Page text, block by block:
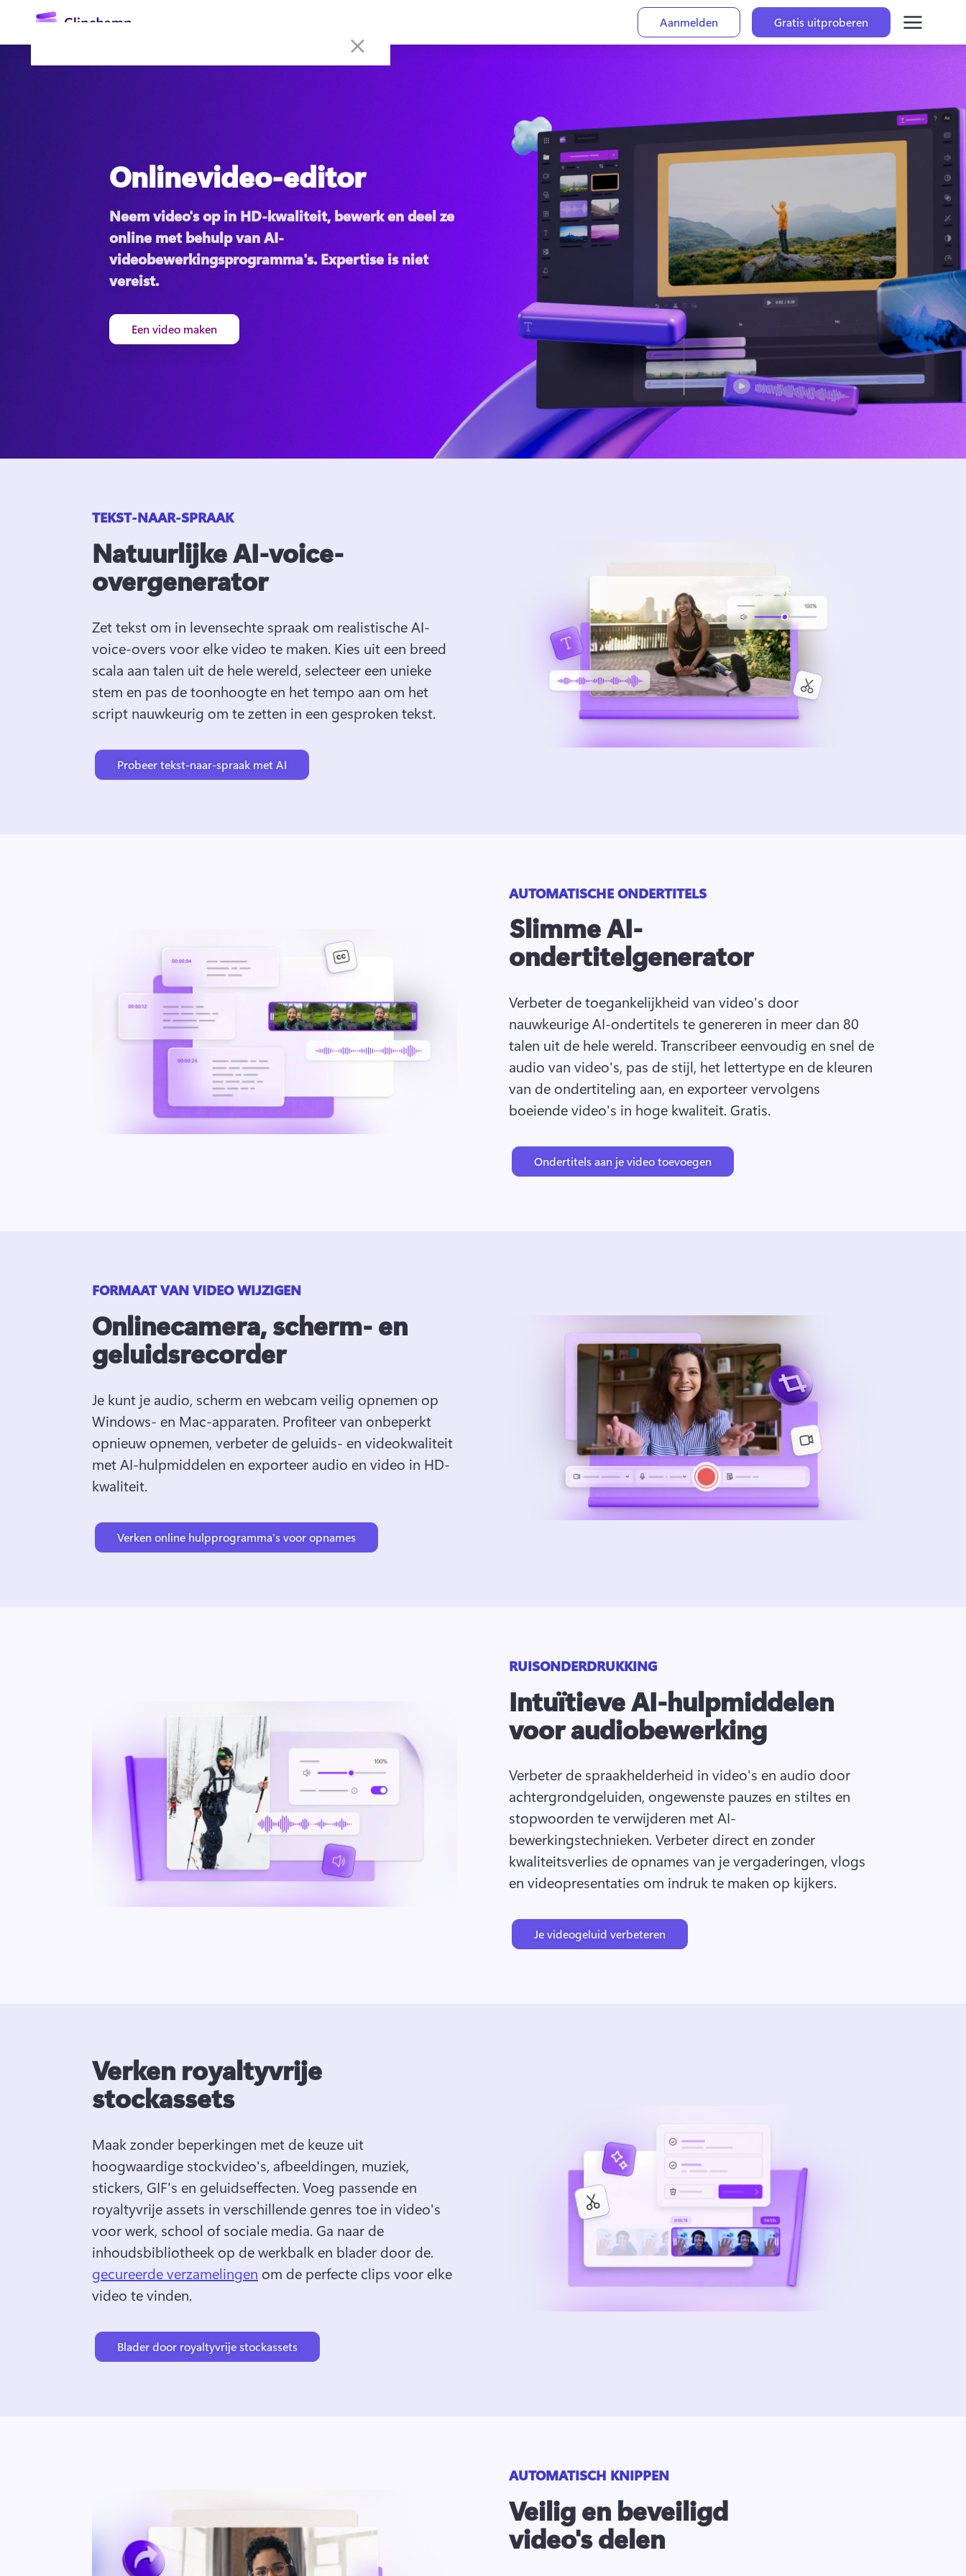
Aanmelden
Gratis uitproberen
Aanmelden
Gratis uitproberen
Onlinevideo-editor
Neem video's op in HD-kwaliteit, bewerk en deel ze
online met behulp van AI-
videobewerkingsprogramma's. Expertise is niet
vereist.
Een video maken
TEKST-NAAR-SPRAAK
Natuurlijke AI-voice-
overgenerator
Zet tekst om in levensechte spraak om realistische AI-
voice-overs voor elke video te maken. Kies uit een breed
scala aan talen uit de hele wereld, selecteer een unieke
stem en pas de toonhoogte en het tempo aan om het
script nauwkeurig om te zetten in een gesproken tekst.
Probeer tekst-naar-spraak met AI
AUTOMATISCHE ONDERTITELS
Slimme AI-
ondertitelgenerator
Verbeter de toegankelijkheid van video's door
nauwkeurige AI-ondertitels te genereren in meer dan 80
talen uit de hele wereld. Transcribeer eenvoudig en snel de
audio van video's, pas de stijl, het lettertype en de kleuren
van de ondertiteling aan, en exporteer vervolgens
boeiende video's in hoge kwaliteit. Gratis.
Ondertitels aan je video toevoegen
FORMAAT VAN VIDEO WIJZIGEN
Onlinecamera, scherm- en
geluidsrecorder
Je kunt je audio, scherm en webcam veilig opnemen op
Windows- en Mac-apparaten. Profiteer van onbeperkt
opnieuw opnemen, verbeter de geluids- en videokwaliteit
met AI-hulpmiddelen en exporteer audio en video in HD-
kwaliteit.
Verken online hulpprogramma's voor opnames
RUISONDERDRUKKING
Intuïtieve AI-hulpmiddelen
voor audiobewerking
Verbeter de spraakhelderheid in video's en audio door
achtergrondgeluiden, ongewenste pauzes en stiltes en
stopwoorden te verwijderen met AI-
bewerkingstechnieken. Verbeter direct en zonder
kwaliteitsverlies de opnames van je vergaderingen, vlogs
en videopresentaties om indruk te maken op kijkers.
Je videogeluid verbeteren
Verken royaltyvrije
stockassets
Maak zonder beperkingen met de keuze uit
hoogwaardige stockvideo's, afbeeldingen, muziek,
stickers, GIF's en geluidseffecten. Voeg passende en
royaltyvrije assets in verschillende genres toe in video's
voor werk, school of sociale media. Ga naar de
inhoudsbibliotheek op de werkbalk en blader door de.
gecureerde verzamelingen om de perfecte clips voor elke
video te vinden.
Blader door royaltyvrije stockassets
AUTOMATISCH KNIPPEN
Veilig en beveiligd
video's delen